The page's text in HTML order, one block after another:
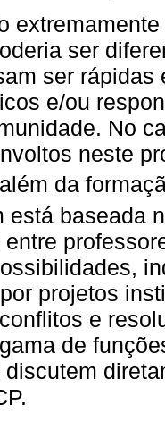
ser
ser
e/ou
No
neste
da
está baseada
projetos
e
de